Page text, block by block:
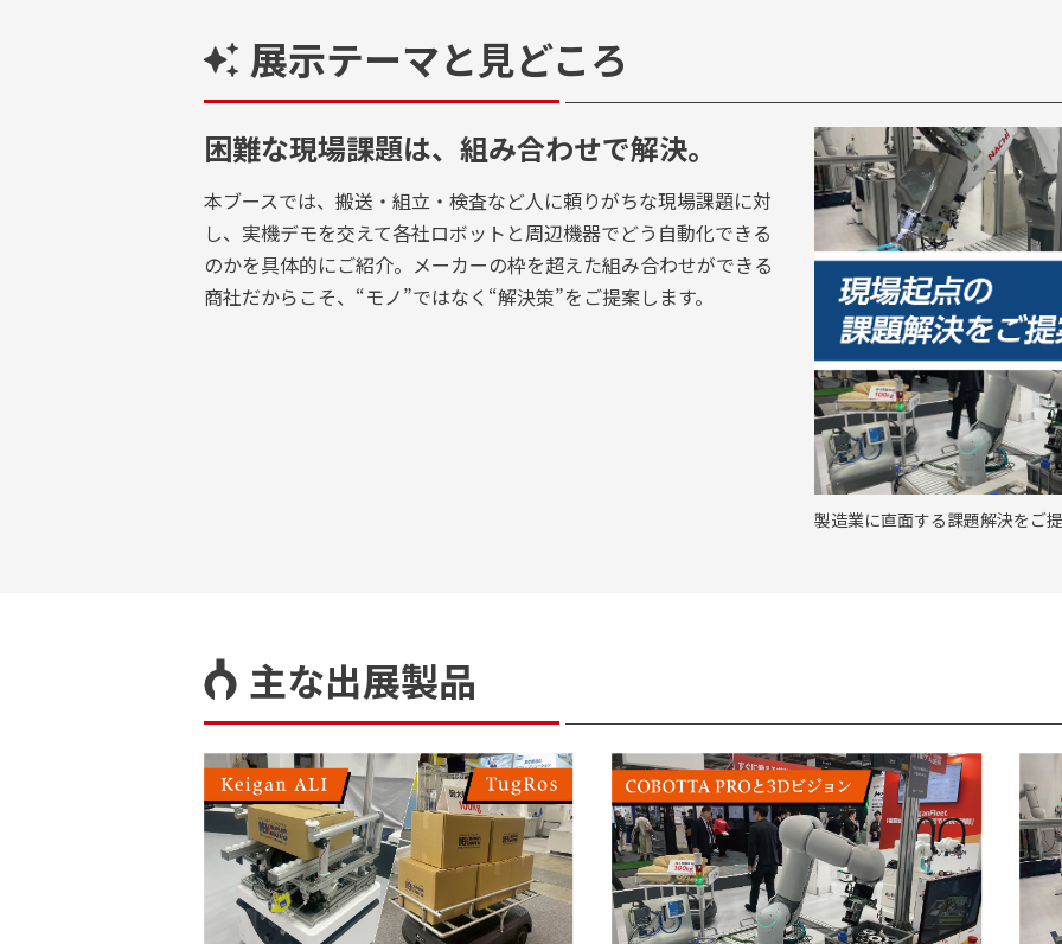
展示テーマと見どころ
困難な現場課題は、組み合わせで解決。
本ブースでは、搬送・組立・検査など人に頼りがちな現場課題に対
し、実機デモを交えて各社ロボットと周辺機器でどう自動化できる
のかを具体的にご紹介。メーカーの枠を超えた組み合わせができる
商社だからこそ、“モノ”ではなく“解決策”をご提案します。
製造業に直面する課題解決をご
主な出展製品